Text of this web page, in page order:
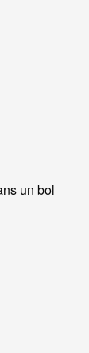
un bol